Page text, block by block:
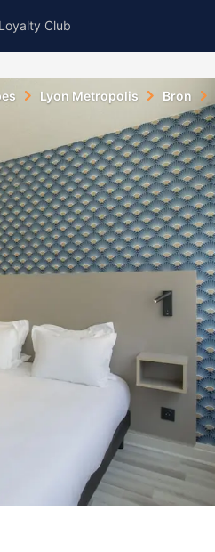
Club
Lyon Metropolis Bron